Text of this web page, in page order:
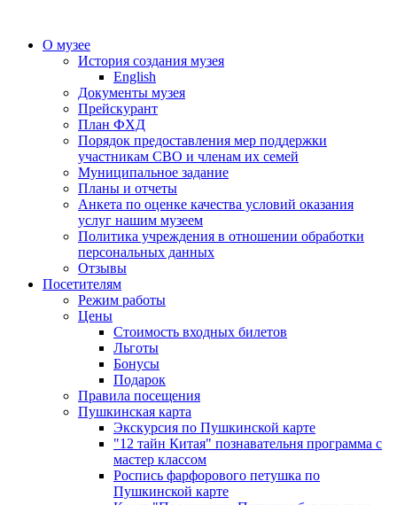
О музее
История создания музея
English
Документы музея
Прейскурант
План ФХД
Порядок предоставления мер поддержки
участникам СВО и членам их семей
Муниципальное задание
Планы и отчеты
Анкета по оценке качества условий оказания
услуг нашим музеем
Политика учреждения в отношении обработки
персональных данных
Отзывы
Посетителям
Режим работы
Цены
Стоимость входных билетов
Льготы
Бонусы
Подарок
Правила посещения
Пушкинская карта
Экскурсия по Пушкинской карте
"12 тайн Китая" познавательня программа с
мастер классом
Роспись фарфорового петушка по
Пушкинской карте